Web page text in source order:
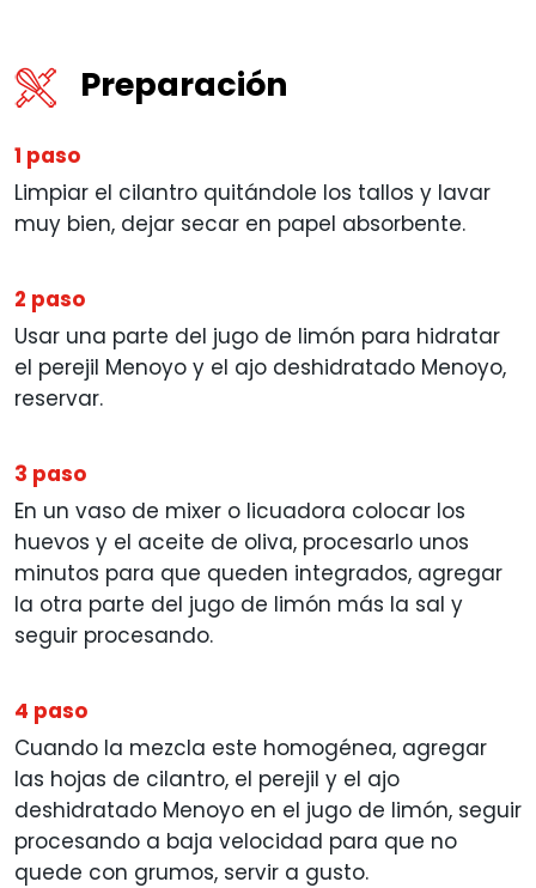
Preparación
1 paso
Limpiar el cilantro quitándole los tallos y lavar
muy bien, dejar secar en papel absorbente.
2 paso
Usar una parte del jugo de limón para hidratar
el perejil Menoyo y el ajo deshidratado Menoyo,
reservar.
3 paso
En un vaso de mixer o licuadora colocar los
huevos y el aceite de oliva, procesarlo unos
minutos para que queden integrados, agregar
la otra parte del jugo de limón más la sal y
seguir procesando.
4 paso
Cuando la mezcla este homogénea, agregar
las hojas de cilantro, el perejil y el ajo
deshidratado Menoyo en el jugo de limón, seguir
procesando a baja velocidad para que no
quede con grumos, servir a gusto.